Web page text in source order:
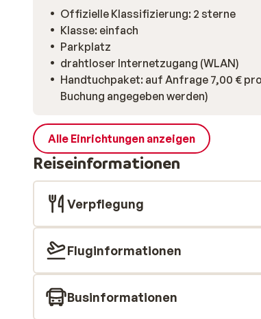
Offizielle Klassifizierung: 2 sterne
Klasse: einfach
Parkplatz
drahtloser Internetzugang (WLAN)
Handtuchpaket: auf Anfrage 7,00 €
Buchung angegeben werden)
Alle Einrichtungen anzeigen
Reiseinformationen
Verpflegung
Fluginformationen
Businformationen